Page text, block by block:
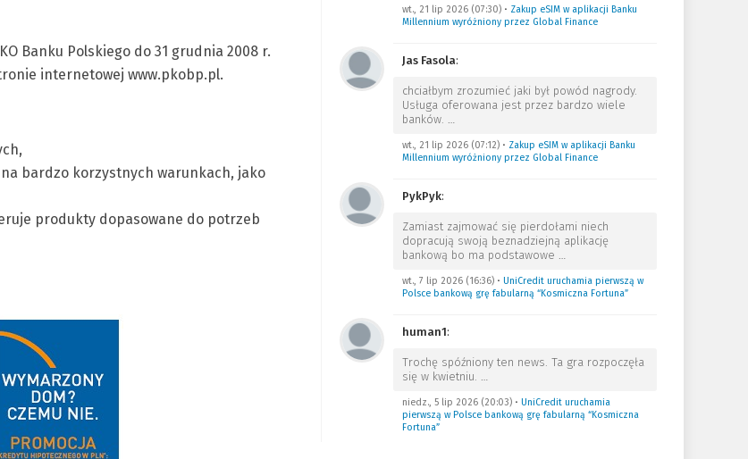
Banku Polskiego do 31 grudnia 2008 r.
internetowej www.pkobp.pl.
bardzo korzystnych warunkach, jako
produkty dopasowane do potrzeb
wt., 21 lip 2026 (07:30)• Zakup eSIM w aplikacji Banku
Millennium wyróżniony przez Global Finance
Jas Fasola:
chciałbym zrozumieć jaki był powód nagrody.
Usługa oferowana jest przez bardzo wiele
banków. …
wt., 21 lip 2026 (07:12)• Zakup eSIM w aplikacji Banku
Millennium wyróżniony przez Global Finance
PykPyk:
Zamiast zajmować się pierdołami niech
dopracują swoją beznadziejną aplikację
bankową bo ma podstawowe …
wt., 7 lip 2026 (16:36)• UniCredit uruchamia pierwszą w
Polsce bankową grę fabularną “Kosmiczna Fortuna”
human1:
Trochę spóźniony ten news. Ta gra rozpoczęła
się w kwietniu. …
niedz., 5 lip 2026 (20:03)• UniCredit uruchamia
pierwszą w Polsce bankową grę fabularną “Kosmiczna
Fortuna”